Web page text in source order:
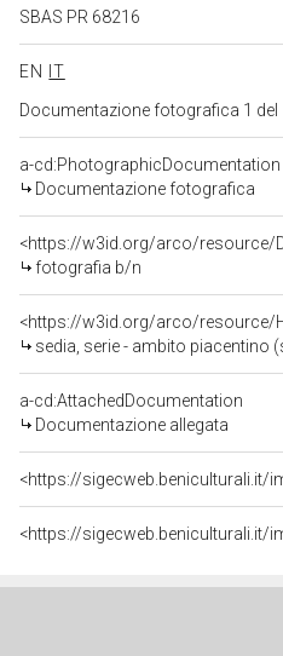
SBAS PR 68216
EN
IT
Documentazione fotografica 1
a-cd:PhotographicDocumentation
Documentazione fotografica
<https://w3id.org/arco/resource/
fotografia b/n
<https://w3id.org/arco/resource/
sedia, serie - ambito piacentino
a-cd:AttachedDocumentation
Documentazione allegata
<https://sigecweb.beniculturali.it/
<https://sigecweb.beniculturali.it/